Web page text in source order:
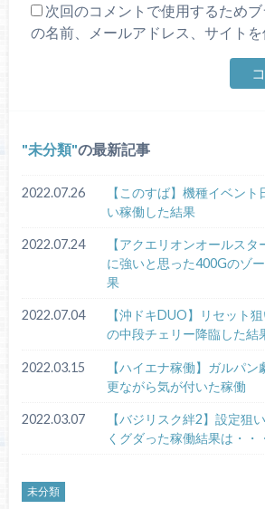
次回のコメントで使用するため
の名前、メールアドレス、サイトを
未分類 の最新記事
2022.07.26
【このすば】機種イベン
い稼働した結果
2022.07.24
【アクエリオンオールス
に強いと思った400Gのゾ
果
2022.07.04
【沖ドキDUO】リセット
の中段チェリー降臨した結
2022.03.15
【ハイエナ稼働】ガルパ
更ながら気が付いた稼働
2022.03.07
【バジリスク絆2】設定狙
くグダった稼働結果は・・
未分類